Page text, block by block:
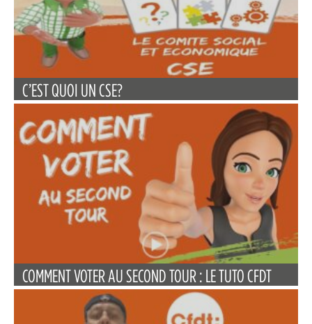
C’EST QUOI UN CSE?
COMMENT VOTER AU SECOND TOUR : LE TUTO CFDT